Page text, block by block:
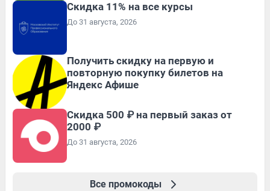
Скидка 11% на все курсы
До 31 августа, 2026
Получить скидку на первую и
повторную покупку билетов на
Яндекс Афише
Скидка 500 ₽ на первый заказ от
2000 ₽
До 31 августа, 2026
Все промокоды